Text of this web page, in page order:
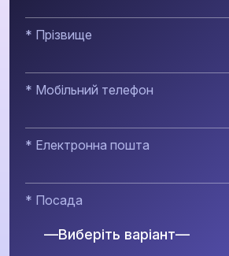
* Прізвище
* Мобільний телефон
* Електронна пошта
* Посада
—Виберіть варіант—